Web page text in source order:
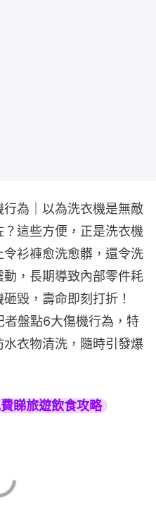
為｜以為洗衣機是無敵
這些方便，正是洗衣機
衫褲愈洗愈髒，還令洗
，長期導致內部零件耗
毀，壽命即刻打折！
者盤點6大傷機行為，特
衣物清洗，隨時引發爆
睇旅遊飲食攻略